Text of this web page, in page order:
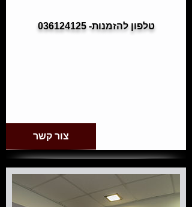
טלפון להזמנות- 036124125
צור קשר